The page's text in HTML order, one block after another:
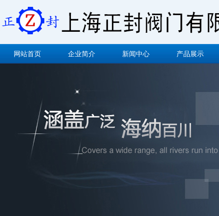
网站首页 企业简介 新闻中心 产品展示